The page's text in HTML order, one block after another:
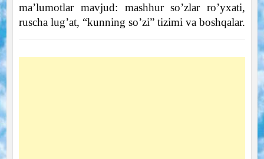
ma’lumotlar mavjud: mashhur so’zlar ro’yxati,
ruscha lug’at, “kunning so’zi” tizimi va boshqalar.